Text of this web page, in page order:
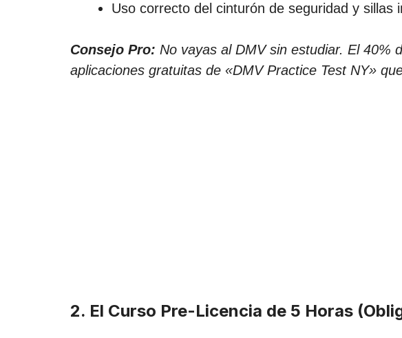
Uso correcto del cinturón de seguridad y sillas
Consejo Pro: No vayas al DMV sin estudiar. El 40%
aplicaciones gratuitas de «DMV Practice Test NY»
2. El Curso Pre-Licencia de 5 Horas